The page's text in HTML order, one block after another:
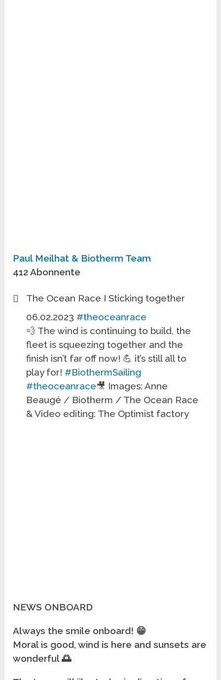
Paul Meilhat & Biotherm Team
412 Abonnente
The Ocean Race I Sticking together
06.02.2023 #theoceanrace
💨 The wind is continuing to build, the
fleet is squeezing together and the
finish isn’t far off now! 💪 it’s still all to
play for! #BiothermSailing
#theoceanrace🎥 Images: Anne
Beaugé / Biotherm / The Ocean Race
& Video editing: The Optimist factory
NEWS ONBOARD
Always the smile onboard! 😁
Moral is good, wind is here and sunsets are
wonderful🌅